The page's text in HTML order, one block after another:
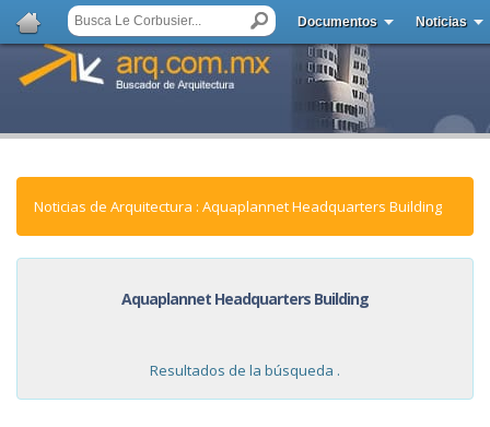
Documentos Noticias
Noticias de Arquitectura : Aquaplannet Headquarters Building
Aquaplannet Headquarters Building
Resultados de la búsqueda .